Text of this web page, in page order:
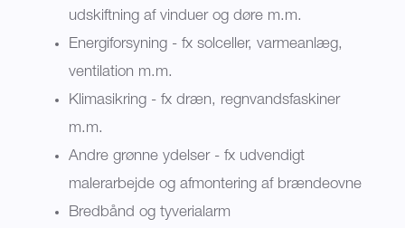
udskiftning af vinduer og døre m.m.
Energiforsyning - fx solceller, varmeanlæg,
ventilation m.m.
Klimasikring - fx dræn, regnvandsfaskiner
m.m.
Andre grønne ydelser - fx udvendigt
malerarbejde og afmontering af brændeovne
Bredbånd og tyverialarm